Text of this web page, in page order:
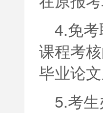
4.免
课程考
毕业论
5.考